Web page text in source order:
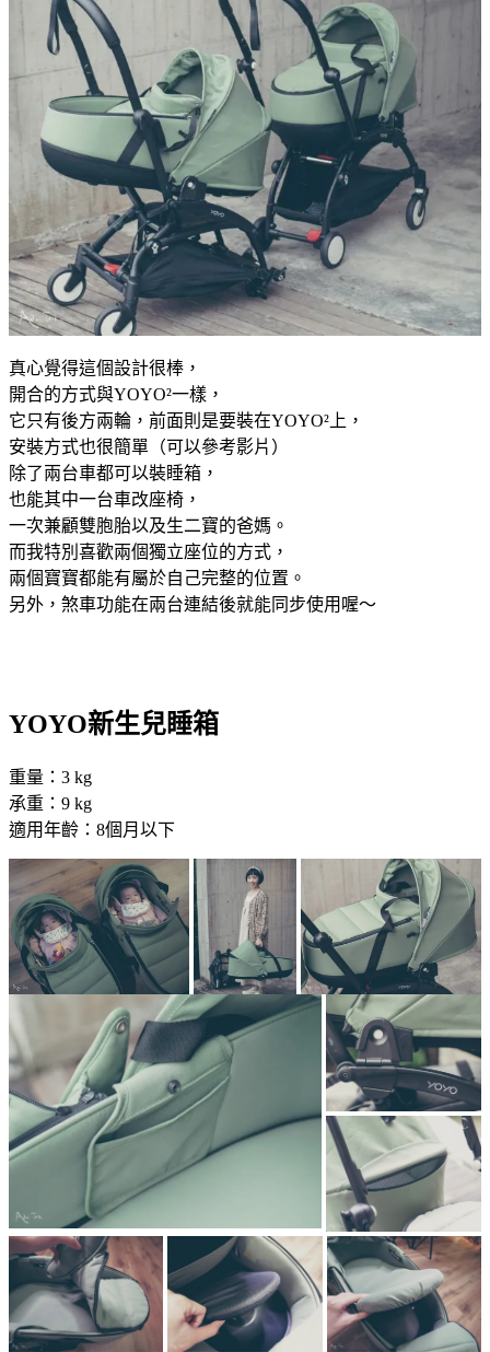
真心覺得這個設計很棒，
開合的方式與YOYO²一樣，
它只有後方兩輪，前面則是要裝在YOYO²上，
安裝方式也很簡單（可以參考影片）
除了兩台車都可以裝睡箱，
也能其中一台車改座椅，
一次兼顧雙胞胎以及生二寶的爸媽。
而我特別喜歡兩個獨立座位的方式，
兩個寶寶都能有屬於自己完整的位置。
另外，煞車功能在兩台連結後就能同步使用喔～
YOYO新生兒睡箱
重量：3 kg
承重：9 kg
適用年齡：8個月以下